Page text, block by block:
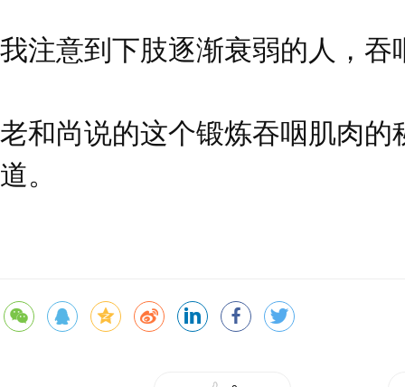
我注意到下肢逐渐衰弱的人，吞
老和尚说的这个锻炼吞咽肌肉的
道。